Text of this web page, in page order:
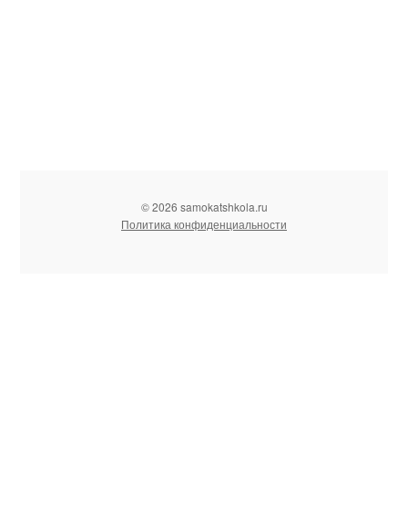
© 2026 samokatshkola.ru
Политика конфиденциальности